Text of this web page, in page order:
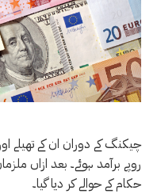
روپے برآمد ہوئے۔ بعد ازاں
حکام کے حوالے کر دیا گیا۔